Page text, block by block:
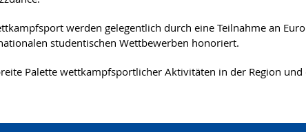
werden gelegentlich durch eine Teilnahme an
studentischen Wettbewerben honoriert.
Palette wettkampfsportlicher Aktivitäten in der Region